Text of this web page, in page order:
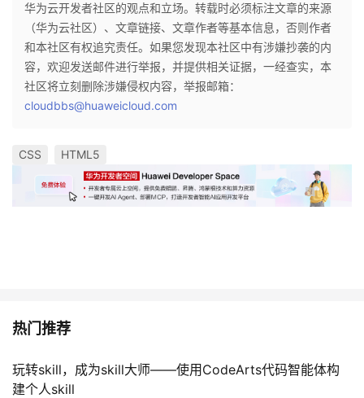
华为云开发者社区的观点和立场。转载时必须标注文章的来源
（华为云社区）、文章链接、文章作者等基本信息，否则作者
和本社区有权追究责任。如果您发现本社区中有涉嫌抄袭的内
容，欢迎发送邮件进行举报，并提供相关证据，一经查实，本
社区将立刻删除涉嫌侵权内容，举报邮箱：
cloudbbs@huaweicloud.com
CSS HTML5
热门推荐
玩转skill，成为skill大师——使用CodeArts代码智能体构
建个人skill